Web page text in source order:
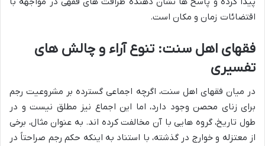
اقتضائات زمان و مکان است.
فقهای اهل سنت: تنوع آراء و چالش های
تفسیری
در میان فقهای اهل سنت، اگرچه اجماعی گسترده بر مشروعیت رجم
برای زنای محصن وجود دارد، اما این اجماع نیز مطلق نیست و در
طول تاریخ، گروه هایی با آن مخالفت کرده اند. به عنوان مثال، برخی
از معتزله و خوارج در گذشته، با استناد به اینکه حکم رجم صراحتاً در